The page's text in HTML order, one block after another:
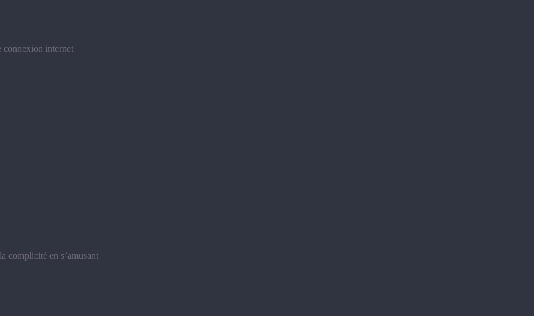
connexion internet
complicité en s’amusant